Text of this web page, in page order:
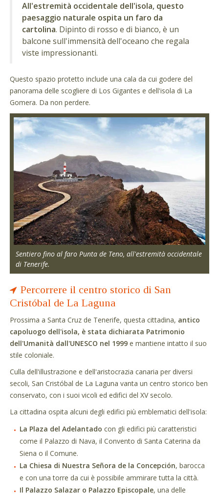
All'estremità occidentale dell'isola, questo
paesaggio naturale ospita un faro da
cartolina. Dipinto di rosso e di bianco, è un
balcone sull'immensità dell'oceano che regala
viste impressionanti.
Questo spazio protetto include una cala da cui godere del
panorama delle scogliere di Los Gigantes e dell'isola di La
Gomera. Da non perdere.
Sentiero fino al faro Punta de Teno, all'estremità occidentale
di Tenerife.
Percorrere il centro storico di San
Cristóbal de La Laguna
Prossima a Santa Cruz de Tenerife, questa cittadina, antico
capoluogo dell'isola, è stata dichiarata Patrimonio
dell'Umanità dall'UNESCO nel 1999 e mantiene intatto il suo
stile coloniale.
Culla dell'illustrazione e dell'aristocrazia canaria per diversi
secoli, San Cristóbal de La Laguna vanta un centro storico ben
conservato, con i suoi vicoli ed edifici del XV secolo.
La cittadina ospita alcuni degli edifici più emblematici dell'isola:
La Plaza del Adelantado con gli edifici più caratteristici
come il Palazzo di Nava, il Convento di Santa Caterina da
Siena o il Comune.
La Chiesa di Nuestra Señora de la Concepción, barocca
e con una torre da cui è possibile ammirare tutta la città.
Il Palazzo Salazar o Palazzo Episcopale, una delle